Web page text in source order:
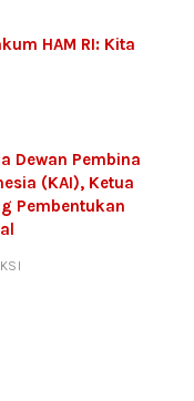
HAM RI: Kita
Dewan Pembina
(KAI), Ketua
Pembentukan